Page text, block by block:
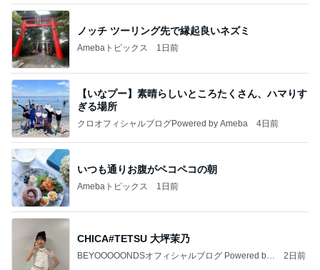
ノッチ ツーリング先で縁起良いネズミ
Amebaトピックス 1日前
【いなプー】素晴らしいところたくさん、ハマりす
ぎる場所
クロオフィシャルブログPowered by Ameba 4日前
いつも通りお腹がペコペコの朝
Amebaトピックス 1日前
CHICA#TETSU 大坪茉乃
BEYOOOOONDSオフィシャルブログ Powered by
2日前